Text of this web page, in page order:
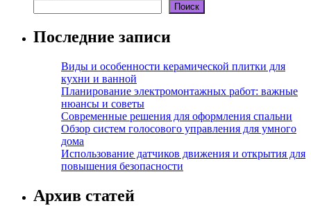
Поиск
Последние записи
Виды и особенности керамической плитки для
кухни и ванной
Планирование электромонтажных работ: важные
нюансы и советы
Современные решения для оформления спальни
Обзор систем голосового управления для умного
дома
Использование датчиков движения и открытия для
повышения безопасности
Архив статей